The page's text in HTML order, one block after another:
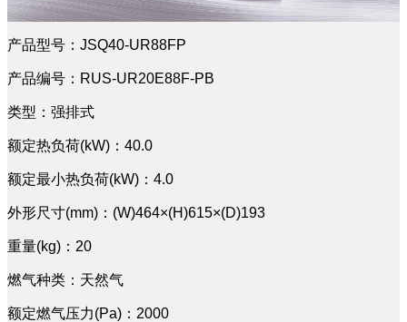
产品型号：JSQ40-UR88FP
产品编号：RUS-UR20E88F-PB
类型：强排式
额定热负荷(kW)：40.0
额定最小热负荷(kW)：4.0
外形尺寸(mm)：(W)464×(H)615×(D)193
重量(kg)：20
燃气种类：天然气
额定燃气压力(Pa)：2000